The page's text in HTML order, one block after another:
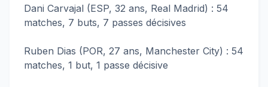
Dani Carvajal (ESP, 32 ans, Real Madrid) : 54
matches, 7 buts, 7 passes décisives
Ruben Dias (POR, 27 ans, Manchester City) : 54
matches, 1 but, 1 passe décisive